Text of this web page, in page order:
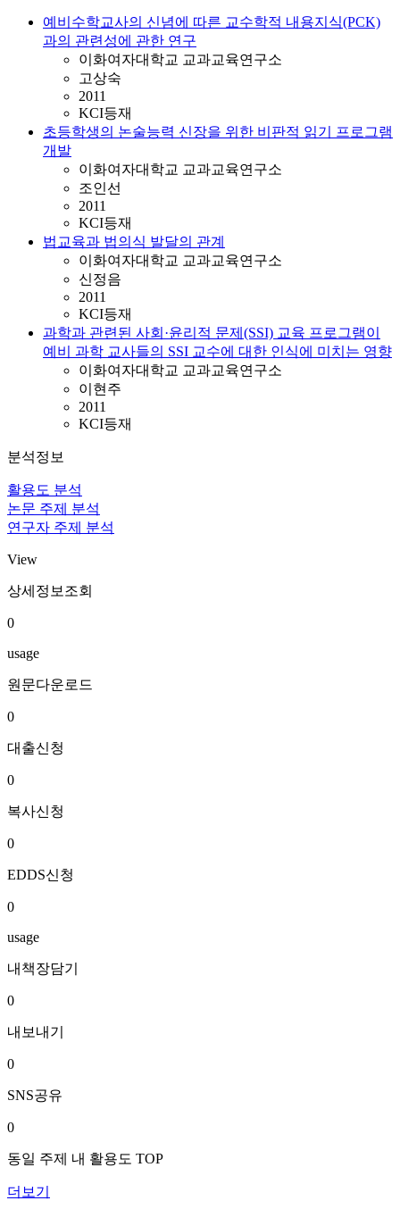
예비수학교사의 신념에 따른 교수학적 내용지식(PCK)
과의 관련성에 관한 연구
이화여자대학교 교과교육연구소
고상숙
2011
KCI등재
초등학생의 논술능력 신장을 위한 비판적 읽기 프로그램
개발
이화여자대학교 교과교육연구소
조인선
2011
KCI등재
법교육과 법의식 발달의 관계
이화여자대학교 교과교육연구소
신정음
2011
KCI등재
과학과 관련된 사회·윤리적 문제(SSI) 교육 프로그램이
예비 과학 교사들의 SSI 교수에 대한 인식에 미치는 영향
이화여자대학교 교과교육연구소
이현주
2011
KCI등재
분석정보
활용도 분석
논문 주제 분석
연구자 주제 분석
View
상세정보조회
0
usage
원문다운로드
0
대출신청
0
복사신청
0
EDDS신청
0
usage
내책장담기
0
내보내기
0
SNS공유
0
동일 주제 내 활용도 TOP
더보기